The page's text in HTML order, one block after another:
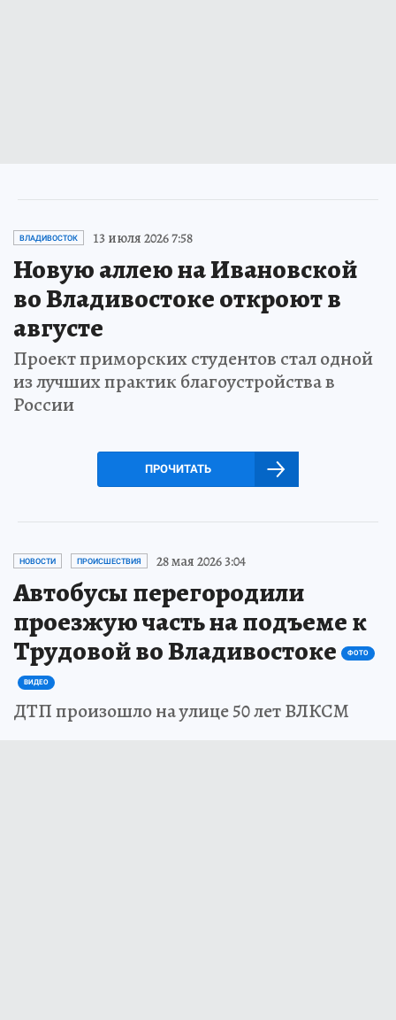
ВЛАДИВОСТОК 13 июля 2026 7:58
Новую аллею на Ивановской
во Владивостоке откроют в
августе
Проект приморских студентов стал одной
из лучших практик благоустройства в
России
ПРОЧИТАТЬ
НОВОСТИ ПРОИСШЕСТВИЯ 28 мая 2026 3:04
Автобусы перегородили
проезжую часть на подъеме к
Трудовой во Владивостоке
ФОТО
ВИДЕО
ДТП произошло на улице 50 лет ВЛКСМ